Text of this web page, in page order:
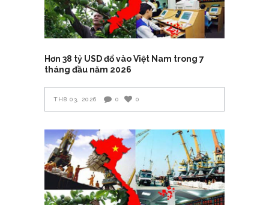
Hơn 38 tỷ USD đổ vào Việt Nam trong 7
tháng đầu năm 2026
TH8 03, 2026 0 0